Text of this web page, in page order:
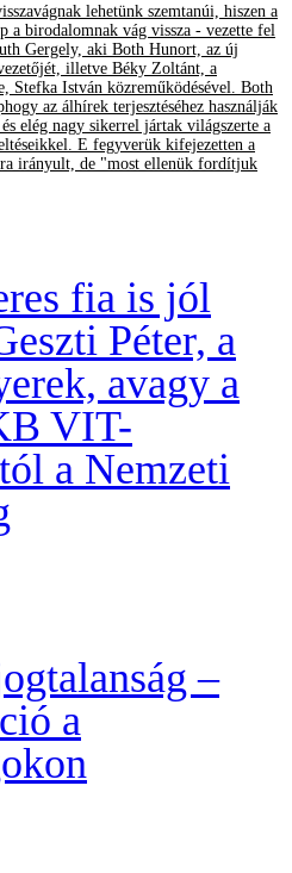
lehetünk szemtanúi, hiszen a
a birodalomnak vág vissza - vezette fel
Gergely, aki Both Hunort, az új
illetve Béky Zoltánt, a
Stefka István közreműködésével. Both
az álhírek terjesztéséhez használják
elég nagy sikerrel jártak világszerte a
E fegyverük kifejezetten a
irányult, de "most ellenük fordítjuk
fia is jól
Péter, a
avagy a
VIT-
a Nemzeti
–
a